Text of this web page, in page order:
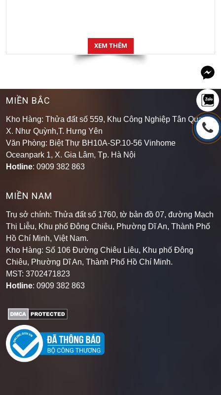
XEM THÊM
MIỀN BẮC
Kho Hàng: Thửa đất số 559, Khu Công Nghiệp Tân Quang,
X. Như Quỳnh,T. Hưng Yên
Văn Phòng: Biệt Thự BH10A-SP.10-56 Vinhome
Oceanpark 1, X. Gia Lâm, Tp. Hà Nội
Hotline: 0909 382 863
MIỀN NAM
Trụ sở chính: Thửa đất số 1760, tờ bản đồ 07, đường Mạch
Thị Liễu, Khu phố Đông Chiêu, Phường Dĩ An, Thành Phố
Hồ Chí Minh, Việt Nam.
Kho Hàng: Số 106 Đường Chiêu Liêu, Khu phố Đông
Chiêu, Phường Dĩ An, Thành Phố Hồ Chí Minh.
MST: 3702471823
Hotline: 0909 382 863